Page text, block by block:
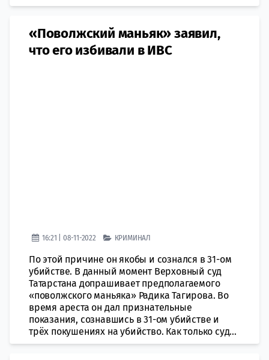
«Поволжский маньяк» заявил,
что его избивали в ИВС
16:21 | 08-11-2022 КРИМИНАЛ
По этой причине он якобы и сознался в 31-ом
убийстве. В данный момент Верховный суд
Татарстана допрашивает предполагаемого
«поволжского маньяка» Радика Тагирова. Во
время ареста он дал признательные
показания, сознавшись в 31-ом убийстве и
трёх покушениях на убийство. Как только суд...